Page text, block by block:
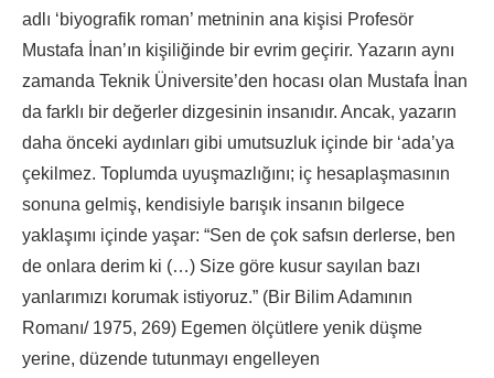
adlı ‘biyografik roman’ metninin ana kişisi Profesör
Mustafa İnan’ın kişiliğinde bir evrim geçirir. Yazarın aynı
zamanda Teknik Üniversite’den hocası olan Mustafa İnan
da farklı bir değerler dizgesinin insanıdır. Ancak, yazarın
daha önceki aydınları gibi umutsuzluk içinde bir ‘ada’ya
çekilmez. Toplumda uyuşmazlığını; iç hesaplaşmasının
sonuna gelmiş, kendisiyle barışık insanın bilgece
yaklaşımı içinde yaşar: “Sen de çok safsın derlerse, ben
de onlara derim ki (…) Size göre kusur sayılan bazı
yanlarımızı korumak istiyoruz.” (Bir Bilim Adamının
Romanı/ 1975, 269) Egemen ölçütlere yenik düşme
yerine, düzende tutunmayı engelleyen